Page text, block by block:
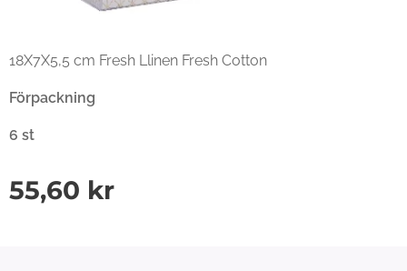
18X7X5,5 cm Fresh Llinen Fresh Cotton
Förpackning
6 st
55,60 kr